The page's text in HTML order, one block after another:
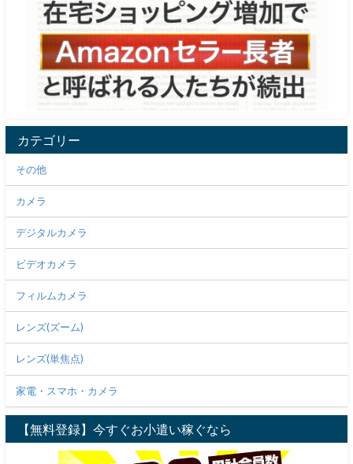
カテゴリー
その他
カメラ
デジタルカメラ
ビデオカメラ
フィルムカメラ
レンズ(ズーム)
レンズ(単焦点)
家電・スマホ・カメラ
【無料登録】今すぐお小遣い稼ぐなら